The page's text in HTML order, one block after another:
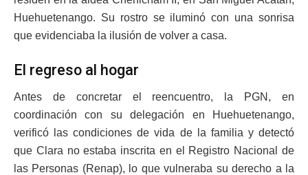
Huehuetenango. Su rostro se iluminó con una sonrisa
que evidenciaba la ilusión de volver a casa.
El regreso al hogar
Antes de concretar el reencuentro, la PGN, en
coordinación con su delegación en Huehuetenango,
verificó las condiciones de vida de la familia y detectó
que Clara no estaba inscrita en el Registro Nacional de
las Personas (Renap), lo que vulneraba su derecho a la